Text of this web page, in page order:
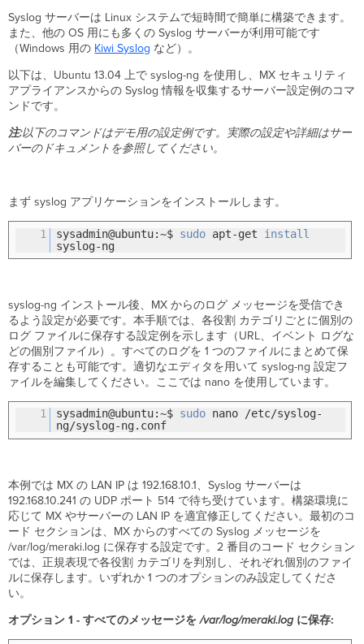
達
可
能
Syslog サーバーは Linux システムで短時間で簡単に構築できます。
また、他の OS 用にも多くの Syslog サーバーが利用可能です
（Windows 用の Kiwi Syslog など）。
以下は、Ubuntu 13.04 上で syslog-ng を使用し、MX セキュリティ
アプライアンスからの Syslog 情報を収集するサーバー設定例のコマ
ンドです。
注:以下のコマンドはデモ用の設定例です。実際の設定や詳細はサー
バーのドキュメントを参照してください。
まず syslog アプリケーションをインストールします。
1 sysadmin@ubuntu:~$ sudo apt-get install
syslog-ng
syslog-ng インストール後、MX からのログ メッセージを受信でき
るよう設定が必要です。本手順では、各役割 カテゴリごとに個別の
ログ ファイルに保存する設定例を示します（URL、イベント ログな
どの個別ファイル）。すべてのログを 1 つのファイルにまとめて保
存することも可能です。適切なエディタを用いて syslog-ng 設定フ
ァイルを編集してください。ここでは nano を使用しています。
1 sysadmin@ubuntu:~$ sudo nano /etc/syslog-
ng/syslog-ng.conf
本例では MX の LAN IP は 192.168.10.1、Syslog サーバーは
192.168.10.241 の UDP ポート 514 で待ち受けています。構築環境に
応じて MX やサーバーの LAN IP を適宜修正してください。最初のコ
ード セクションは、MX からのすべての Syslog メッセージを
/var/log/meraki.log に保存する設定です。2 番目のコード セクション
では、正規表現で各役割 カテゴリを判別し、それぞれ個別のファイ
ルに保存します。いずれか 1 つのオプションのみ設定してくださ
い。
オプション 1 - すべてのメッセージを/var/log/meraki.logに保存: